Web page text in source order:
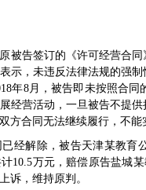
被告签订的《许可经营合
示，未违反法律法规的强
年8月，被告即未按照合
经营活动，一旦被告不提
方合同无法继续履行，不
经解除，被告天津某教育
10.5万元，赔偿原告盐城
诉，维持原判。